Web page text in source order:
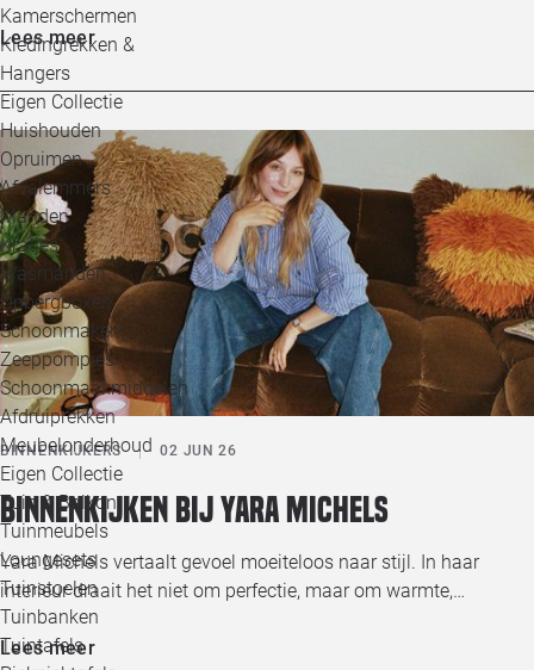
Kamerschermen
Kledingrekken &
Hangers
Eigen Collectie
Huishouden
Opruimen
Afvalemmers
Manden
Kratjes
Wasmanden
Opbergboxen
Schoonmaken
Zeeppompjes
Schoonmaakmiddelen
Afdruiprekken
Meubelonderhoud
Eigen Collectie
Tuin & Balkon
Tuinmeubels
Loungesets
Tuinstoelen
Tuinbanken
Tuintafels
Lees meer
BINNENKIJKERS 02 JUN 26
Binnenkijken bij Yara Michels
Yara Michels vertaalt gevoel moeiteloos naar stijl. In haar
interieur draait het niet om perfectie, maar om warmte,…
Lees meer